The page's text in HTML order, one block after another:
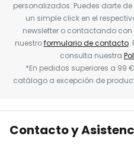
personalizados. Puedes darte
un simple click en el
newsletter o contactando
nuestroformulario de contacto.
consulta nuestra
*En pedidos superiores a 99
catálogo a excepción de
Contacto y